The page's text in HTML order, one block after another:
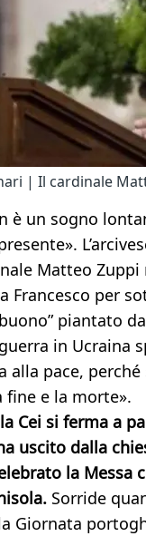
| Il cardinale
è un sogno
Matteo Zuppi
Francesco per
piantato
in Ucraina
pace, perché
fine e la morte».
Cei si ferma a
uscito dalla
la Messa
Sorride
Giornata